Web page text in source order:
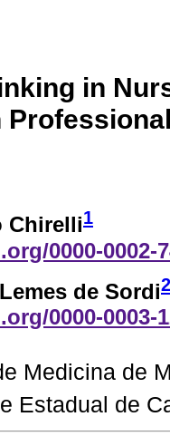
in
Chirelli1
0000-0002-
de Sordi2
0000-0003-
Medicina de
Estadual de